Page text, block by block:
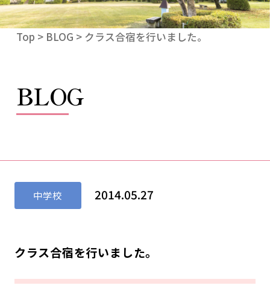
Top > BLOG > クラス合宿を行いました。
BLOG
中学校 2014.05.27
クラス合宿を行いました。